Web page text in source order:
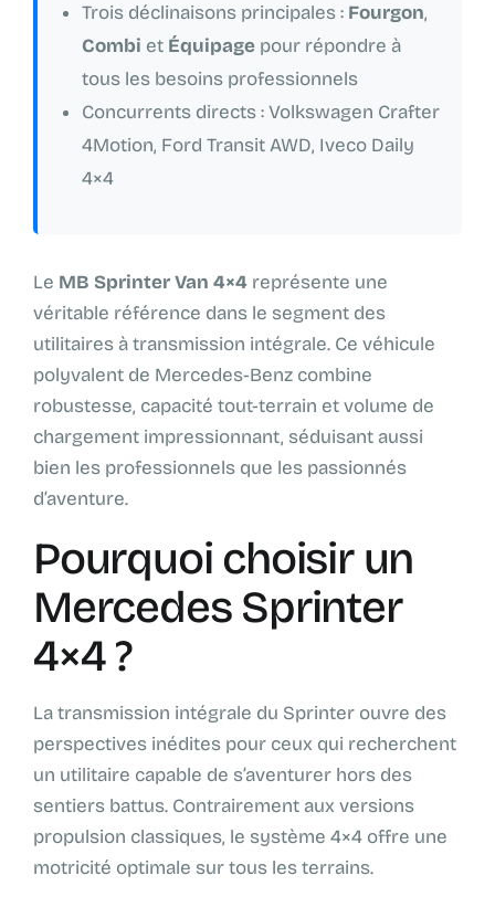
Trois déclinaisons principales : Fourgon,
Combi et Équipage pour répondre à
tous les besoins professionnels
Concurrents directs : Volkswagen Crafter
4Motion, Ford Transit AWD, Iveco Daily
4×4
Le MB Sprinter Van 4×4 représente une
véritable référence dans le segment des
utilitaires à transmission intégrale. Ce véhicule
polyvalent de Mercedes-Benz combine
robustesse, capacité tout-terrain et volume de
chargement impressionnant, séduisant aussi
bien les professionnels que les passionnés
d’aventure.
Pourquoi choisir un
Mercedes Sprinter
4×4 ?
La transmission intégrale du Sprinter ouvre des
perspectives inédites pour ceux qui recherchent
un utilitaire capable de s’aventurer hors des
sentiers battus. Contrairement aux versions
propulsion classiques, le système 4×4 offre une
motricité optimale sur tous les terrains.